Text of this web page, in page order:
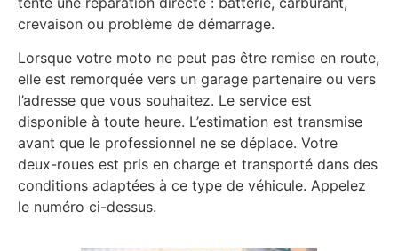
crevaison ou problème de démarrage.
Lorsque votre moto ne peut pas être remise en route,
elle est remorquée vers un garage partenaire ou vers
l’adresse que vous souhaitez. Le service est
disponible à toute heure. L’estimation est transmise
avant que le professionnel ne se déplace. Votre
deux-roues est pris en charge et transporté dans des
conditions adaptées à ce type de véhicule. Appelez
le numéro ci-dessus.